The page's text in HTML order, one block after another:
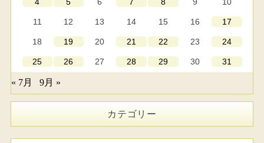
11 12 13 14 15 16 17
18 19 20 21 22 23 24
25 26 27 28 29 30 31
« 7月 9月 »
カテゴリー